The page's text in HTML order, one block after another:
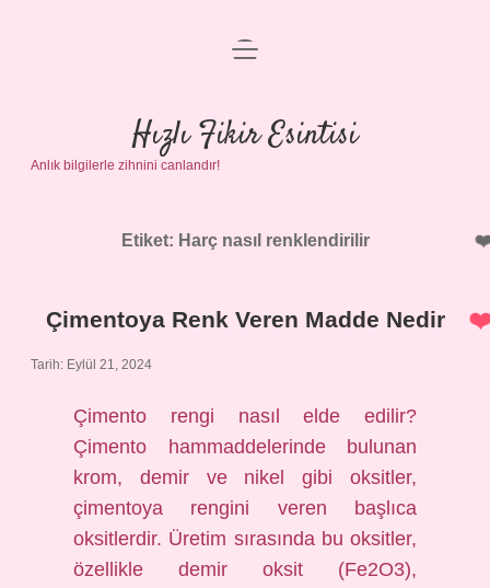
Anasayfa
Gizlilik Politikası
Yasal Uyarı
menüyü
Hızlı Fikir Esintisi
Anlık bilgilerle zihnini canlandır!
Etiket: Harç nasıl renklendirilir
Çimentoya Renk Veren Madde Nedir
Tarih: Eylül 21, 2024
Çimento rengi nasıl elde edilir?
Çimento hammaddelerinde bulunan
krom, demir ve nikel gibi oksitler,
çimentoya rengini veren başlıca
oksitlerdir. Üretim sırasında bu oksitler,
özellikle demir oksit (Fe2O3),